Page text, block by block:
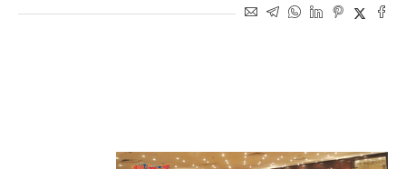
بواسطة محمد حمدي 12 مايو 2024 | 3:31 م